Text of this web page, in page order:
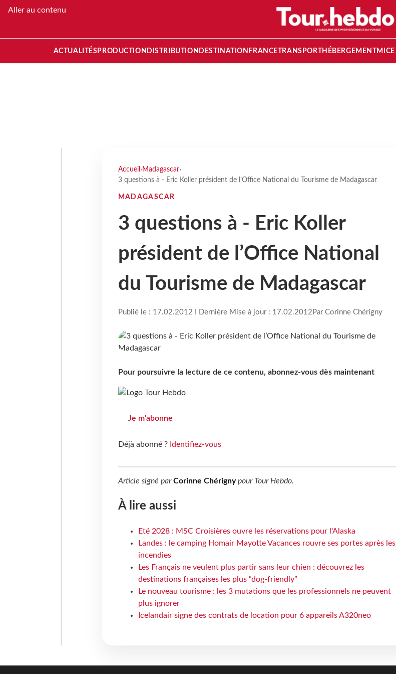
Aller au contenu
ACTUALITÉS PRODUCTION DISTRIBUTION DESTINATION FRANCETRANSPORT HÉBERGEMENTMICE
Accueil › Madagascar›
3 questions à - Eric Koller président de l’Office National du Tourisme de Madagascar
MADAGASCAR
3 questions à - Eric Koller
président de l’Office National
du Tourisme de Madagascar
Publié le : 17.02.2012 I Dernière Mise à jour : 17.02.2012 Par Corinne Chérigny
Pour poursuivre la lecture de ce contenu, abonnez-vous dès maintenant
Je m'abonne
Déjà abonné ? Identifiez-vous
Article signé parCorinne Chérignypour Tour Hebdo.
À lire aussi
Eté 2028 : MSC Croisières ouvre les réservations pour l'Alaska
Landes : le camping Homair Mayotte Vacances rouvre ses portes après les
incendies
Les Français ne veulent plus partir sans leur chien : découvrez les
destinations françaises les plus “dog-friendly”
Le nouveau tourisme : les 3 mutations que les professionnels ne peuvent
plus ignorer
Icelandair signe des contrats de location pour 6 appareils A320neo